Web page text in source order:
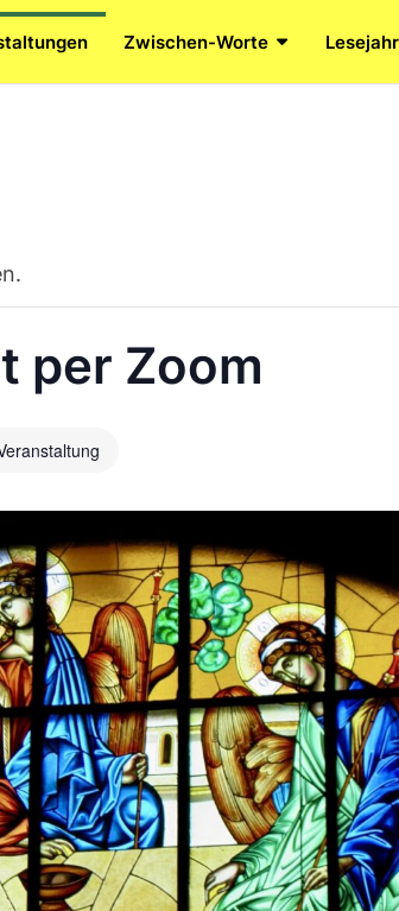
Zwischen-Worte
per Zoom